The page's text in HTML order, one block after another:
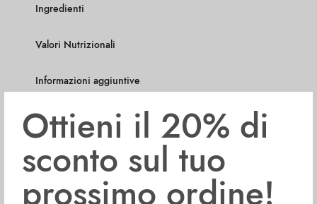
Ottieni il 20% di
sconto sul tuo
prossimo ordine!
Ingredienti
Valori Nutrizionali
Informazioni aggiuntive
Coppola Oro Campano Passata di Pomodoro Vernino (750g).
Assapora il gusto dei pomodori Oro Campano – una passata di
pomodoro di alta qualità, ottenuta dalla varietà di pomodori Vernino.
Questa varietà cresce nella fertile terra dell’Agro Sarnese Nocerino,